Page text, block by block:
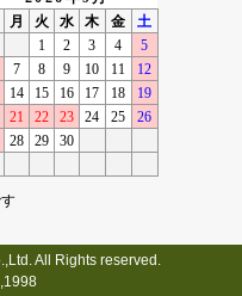
All Rights reserved.